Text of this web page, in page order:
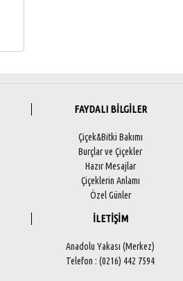
FAYDALI BİLGİLER
Çiçek&Bitki Bakımı
Burçlar ve Çiçekler
Hazır Mesajlar
Çiçeklerin Anlamı
Özel Günler
İLETİŞİM
Anadolu Yakası (Merkez)
Telefon : (0216) 442 7594